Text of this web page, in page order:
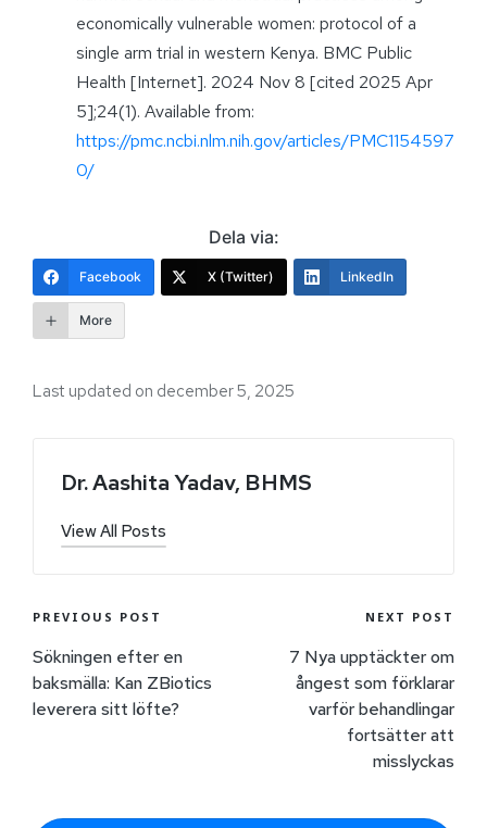
economically vulnerable women: protocol of a
single arm trial in western Kenya. BMC Public
Health [Internet]. 2024 Nov 8 [cited 2025 Apr
5];24(1). Available from:
https://pmc.ncbi.nlm.nih.gov/articles/PMC1154597
0/
Dela via:
Facebook X (Twitter) LinkedIn
More
Last updated on december 5, 2025
Dr. Aashita Yadav, BHMS
View All Posts
PREVIOUS POST
Sökningen efter en
baksmälla: Kan ZBiotics
leverera sitt löfte?
NEXT POST
7 Nya upptäckter om
ångest som förklarar
varför behandlingar
fortsätter att
misslyckas